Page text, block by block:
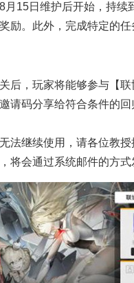
15日维护后开始，持
励。此外，完成特定的
后，玩家将能够参与【联
请码分享给符合条件的
法继续使用，请各位教授
将会通过系统邮件的方式